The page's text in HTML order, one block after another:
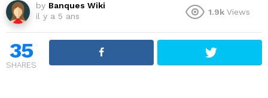
by Banques Wiki
il y a 5 ans
1.9k Views
35
SHARES